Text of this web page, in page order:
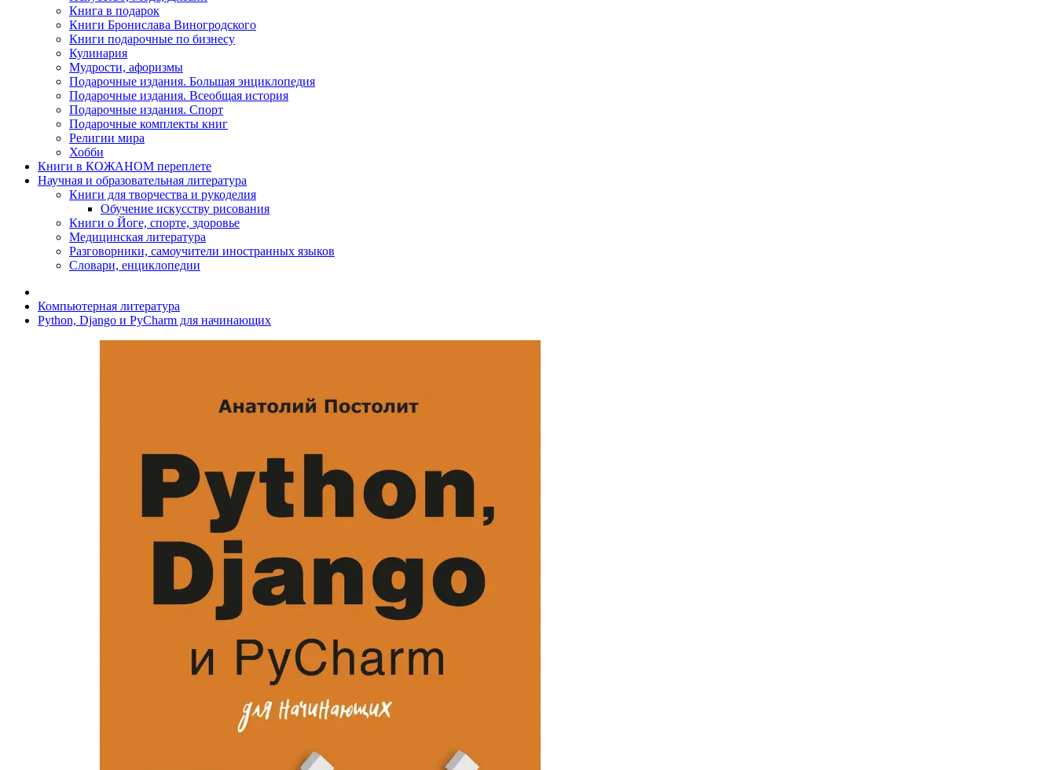
Книга в подарок
Книги Бронислава Виногродского
Книги подарочные по бизнесу
Кулинария
Мудрости, афоризмы
Подарочные издания. Большая энциклопедия
Подарочные издания. Всеобщая история
Подарочные издания. Спорт
Подарочные комплекты книг
Религии мира
Хобби
Книги в КОЖАНОМ переплете
Научная и образовательная литература
Книги для творчества и рукоделия
Обучение искусству рисования
Книги о Йоге, спорте, здоровье
Медицинская литература
Разговорники, самоучители иностранных языков
Словари, енциклопедии
Компьютерная литература
Python, Django и PyCharm для начинающих